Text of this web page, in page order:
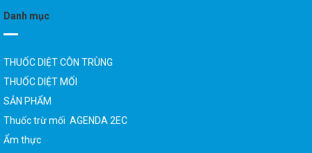
THUỐC DIỆT CÔN TRÙNG
THUỐC DIỆT MỐI
SẢN PHẨM
Thuốc trừ mối AGENDA 2EC
Spa & Làm đẹp